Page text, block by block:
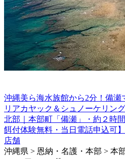
沖縄美ら海水族館から2分！備
リアカヤック＆シュノーケリン
北部｜本部町「備瀬」・約２時
餌付体験無料・当日電話申込可
店舗
沖縄県 > 恩納・名護・本部 > 本